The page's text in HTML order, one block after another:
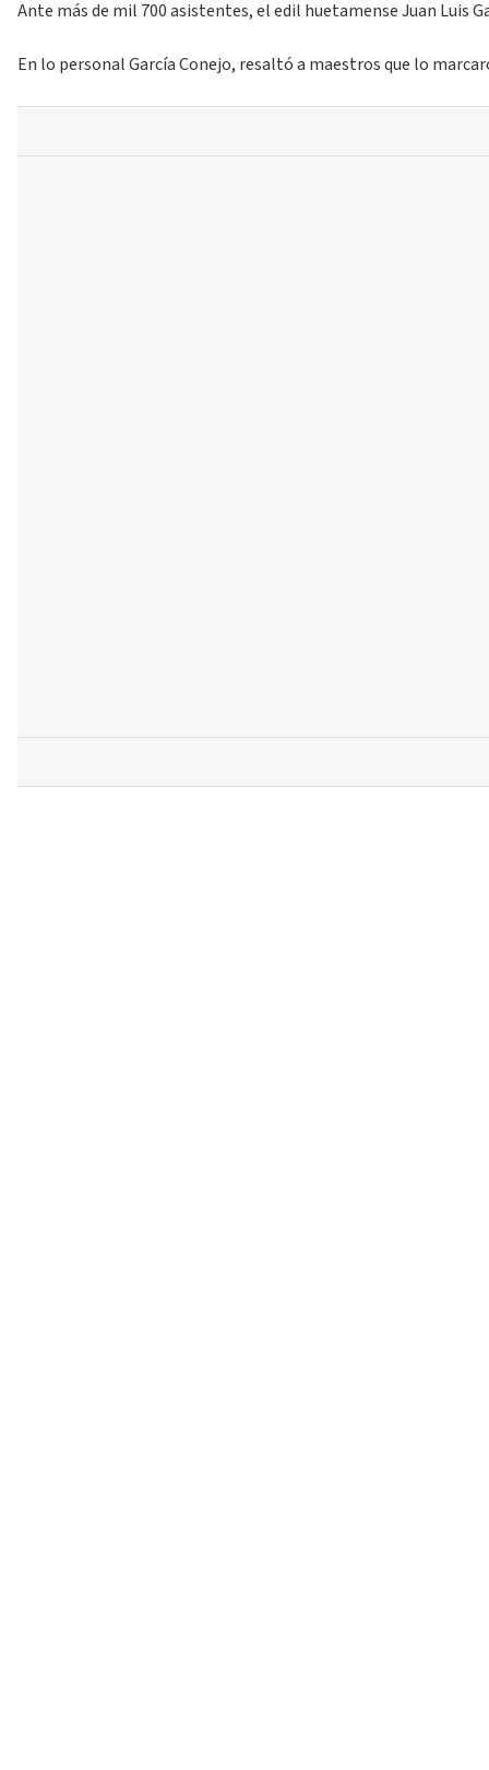
Ante más de mil 700 asistentes, el edil huetamense Juan Luis
En lo personal García Conejo, resaltó a maestros que lo